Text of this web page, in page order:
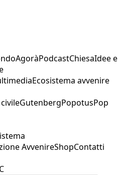
AgoràPodcastChiesaIdee e
Ecosistema avvenire
GutenbergPopotusPop
AvvenireShopContatti